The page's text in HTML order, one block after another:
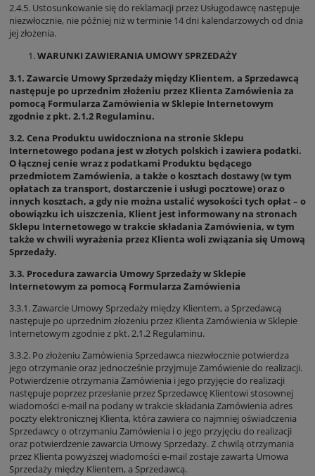
2.4.5. Ustosunkowanie się do reklamacji przez Usługodawcę następuje
niezwłocznie, nie później niż w terminie 14 dni kalendarzowych od dnia
jej złożenia.
WARUNKI ZAWIERANIA UMOWY SPRZEDAŻY
3.1. Zawarcie Umowy Sprzedaży między Klientem, a Sprzedawcą
następuje po uprzednim złożeniu przez Klienta Zamówienia za
pomocą Formularza Zamówienia w Sklepie Internetowym
zgodnie z pkt. 2.1.2 Regulaminu.
3.2. Cena Produktu uwidoczniona na stronie Sklepu
Internetowego podana jest w złotych polskich i zawiera podatki.
O łącznej cenie wraz z podatkami Produktu będącego
przedmiotem Zamówienia, a także o kosztach dostawy (w tym
opłatach za transport, dostarczenie i usługi pocztowe) oraz o
innych kosztach, a gdy nie można ustalić wysokości tych opłat – o
obowiązku ich uiszczenia, Klient jest informowany na stronach
Sklepu Internetowego w trakcie składania Zamówienia, w tym
także w chwili wyrażenia przez Klienta woli związania się Umową
Sprzedaży.
3.3. Procedura zawarcia Umowy Sprzedaży w Sklepie
Internetowym za pomocą Formularza Zamówienia
3.3.1. Zawarcie Umowy Sprzedaży między Klientem, a Sprzedawcą
następuje po uprzednim złożeniu przez Klienta Zamówienia w Sklepie
Internetowym zgodnie z pkt. 2.1.2 Regulaminu.
3.3.2. Po złożeniu Zamówienia Sprzedawca niezwłocznie potwierdza
jego otrzymanie oraz jednocześnie przyjmuje Zamówienie do realizacji.
Potwierdzenie otrzymania Zamówienia i jego przyjęcie do realizacji
następuje poprzez przesłanie przez Sprzedawcę Klientowi stosownej
wiadomości e-mail na podany w trakcie składania Zamówienia adres
poczty elektronicznej Klienta, która zawiera co najmniej oświadczenia
Sprzedawcy o otrzymaniu Zamówienia i o jego przyjęciu do realizacji
oraz potwierdzenie zawarcia Umowy Sprzedaży. Z chwilą otrzymania
przez Klienta powyższej wiadomości e-mail zostaje zawarta Umowa
Sprzedaży między Klientem, a Sprzedawcą.